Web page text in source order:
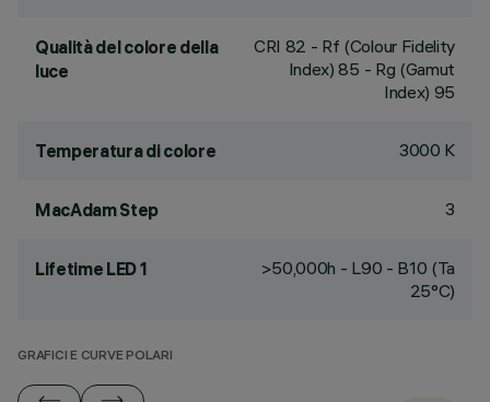
Qualità del colore della
luce
CRI 82 - Rf (Colour Fidelity
Index) 85 - Rg (Gamut
Index) 95
Temperatura di colore 3000 K
MacAdam Step 3
Lifetime LED 1
>50,000h - L90 - B10 (Ta
25°C)
GRAFICI E CURVE POLARI